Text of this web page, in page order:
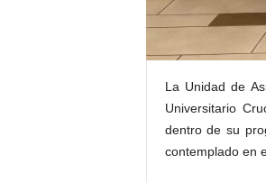
La Unidad de
Universitario
dentro de su
contemplado en